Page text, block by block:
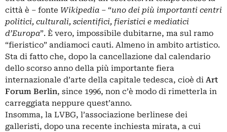
città è – fonte Wikipedia – “uno dei più importanti centri
politici, culturali, scientifici, fieristici e mediatici
d’Europa”. È vero, impossibile dubitarne, ma sul ramo
“fieristico” andiamoci cauti. Almeno in ambito artistico.
Sta di fatto che, dopo la cancellazione dal calendario
dello scorso anno della più importante fiera
internazionale d’arte della capitale tedesca, cioè di Art
Forum Berlin, since 1996, non c’è modo di rimetterla in
carreggiata neppure quest’anno.
Insomma, la LVBG, l’associazione berlinese dei
galleristi, dopo una recente inchiesta mirata, a cui